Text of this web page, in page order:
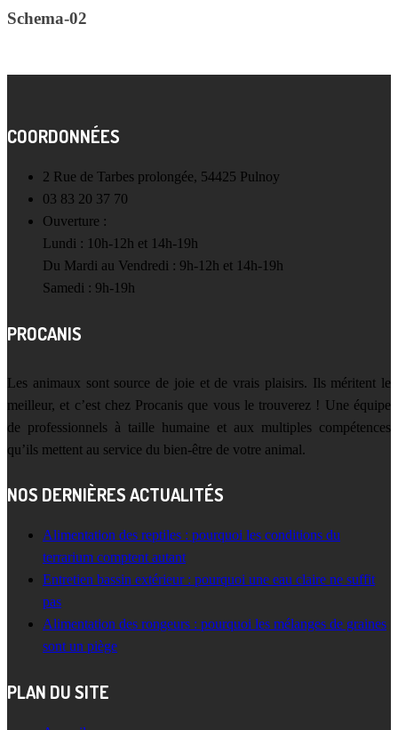
Schema-02
COORDONNÉES
2 Rue de Tarbes prolongée, 54425 Pulnoy
03 83 20 37 70
Ouverture :
Lundi : 10h-12h et 14h-19h
Du Mardi au Vendredi : 9h-12h et 14h-19h
Samedi : 9h-19h
PROCANIS
Les animaux sont source de joie et de vrais plaisirs. Ils méritent le
meilleur, et c’est chez Procanis que vous le trouverez ! Une équipe
de professionnels à taille humaine et aux multiples compétences
qu’ils mettent au service du bien-être de votre animal.
NOS DERNIÈRES ACTUALITÉS
Alimentation des reptiles : pourquoi les conditions du
terrarium comptent autant
Entretien bassin extérieur : pourquoi une eau claire ne suffit
pas
Alimentation des rongeurs : pourquoi les mélanges de graines
sont un piège
PLAN DU SITE